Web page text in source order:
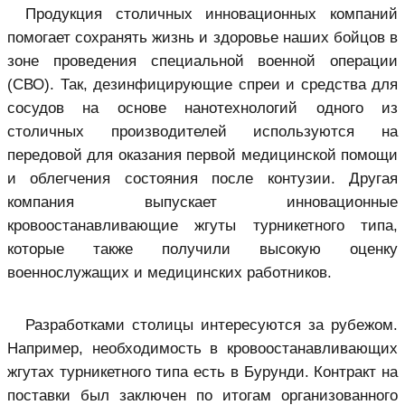
Продукция столичных инновационных компаний
помогает сохранять жизнь и здоровье наших бойцов в
зоне проведения специальной военной операции
(СВО). Так, дезинфицирующие спреи и средства для
сосудов на основе нанотехнологий одного из
столичных производителей используются на
передовой для оказания первой медицинской помощи
и облегчения состояния после контузии. Другая
компания выпускает инновационные
кровоостанавливающие жгуты турникетного типа,
которые также получили высокую оценку
военнослужащих и медицинских работников.
Разработками столицы интересуются за рубежом.
Например, необходимость в кровоостанавливающих
жгутах турникетного типа есть в Бурунди. Контракт на
поставки был заключен по итогам организованного